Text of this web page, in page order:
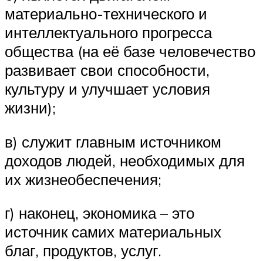
материально-технического и
интеллектуального прогресса
общества (на её базе человечество
развивает свои способности,
культуру и улучшает условия
жизни);
в) служит главным источником
доходов людей, необходимых для
их жизнеобеспечения;
г) наконец, экономика – это
источник самих материальных
благ, продуктов, услуг.